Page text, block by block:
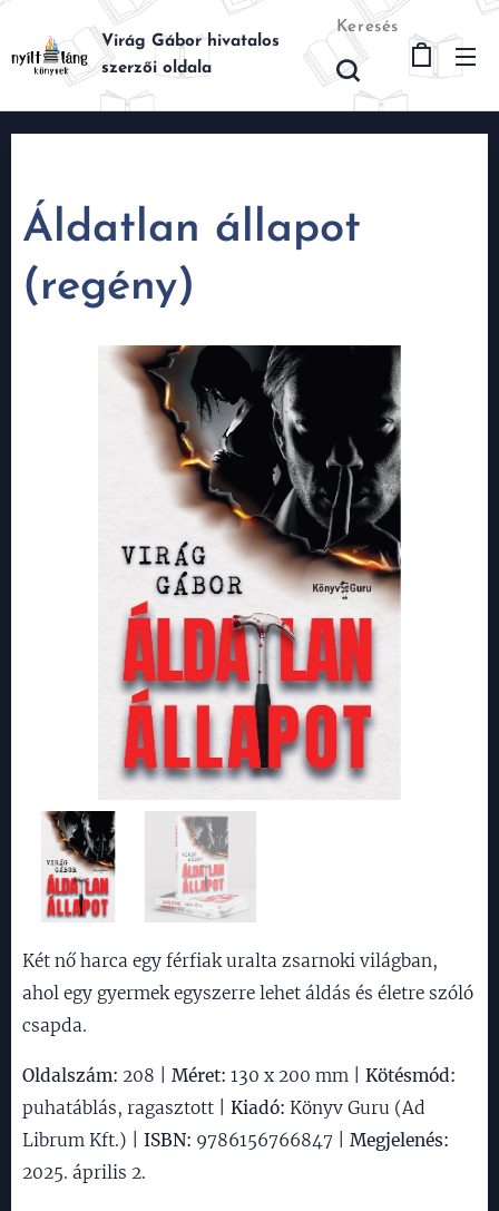
Virág Gábor hivatalos
szerzői oldala
Keresés
Áldatlan állapot
(regény)
Két nő harca egy férfiak uralta zsarnoki világban,
ahol egy gyermek egyszerre lehet áldás és életre szóló
csapda.
Oldalszám: 208 | Méret: 130 x 200 mm | Kötésmód:
puhatáblás, ragasztott | Kiadó: Könyv Guru (Ad
Librum Kft.) |
ISBN: 9786156766847 | Megjelenés:
2025. április 2.